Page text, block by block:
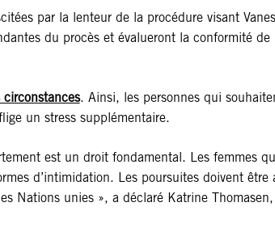
par la lenteur de la procédure visant
du procès et évalueront la conformité
. Ainsi, les personnes qui
un stress supplémentaire.
est un droit fondamental. Les femmes
d’intimidation. Les poursuites doivent
Nations unies », a déclaré Katrine